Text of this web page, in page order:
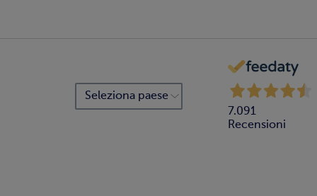
7.091
Recensioni